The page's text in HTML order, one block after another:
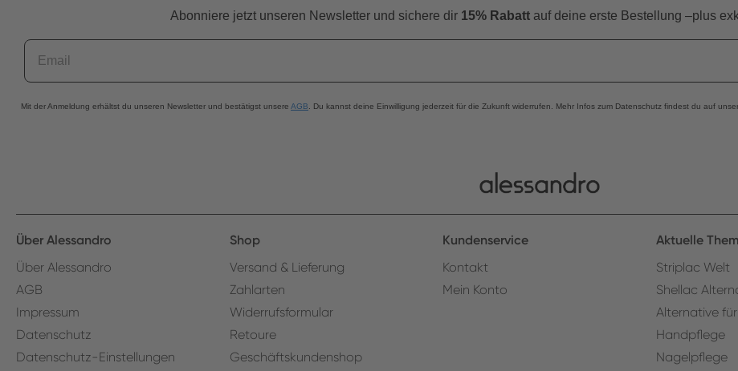
Abonniere jetzt unseren Newsletter und sichere dir 15% Rabatt auf deine erste Bestellung –plus
Email
Mit der Anmeldung erhältst du unseren Newsletter und bestätigst unsere AGB . Du kannst deine Einwilligung jederzeit für die Zukunft widerrufen. Mehr Infos zum Datenschutz findest du auf
Über Alessandro
Über Alessandro
AGB
Impressum
Datenschutz
Datenschutz-Einstellungen
Shop
Versand & Lieferung
Zahlarten
Widerrufsformular
Retoure
Geschäftskundenshop
Kundenservice
Kontakt
Mein Konto
Aktuelle
Striplac Welt
Shellac
Alternative
Handpflege
Nagelpflege